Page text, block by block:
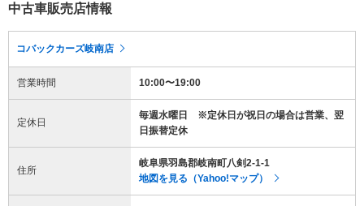
中古車販売店情報
コバックカーズ岐南店
営業時間 10:00〜19:00
定休日
毎週水曜日 ※定休日が祝日の場合は営業、翌
日振替定休
住所
岐阜県羽島郡岐南町八剣2-1-1
地図を見る（Yahoo!マップ）